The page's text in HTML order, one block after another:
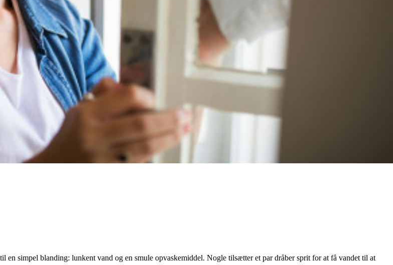
en simpel blanding: lunkent vand og en smule opvaskemiddel. Nogle tilsætter et par dråber sprit for at få vandet til at